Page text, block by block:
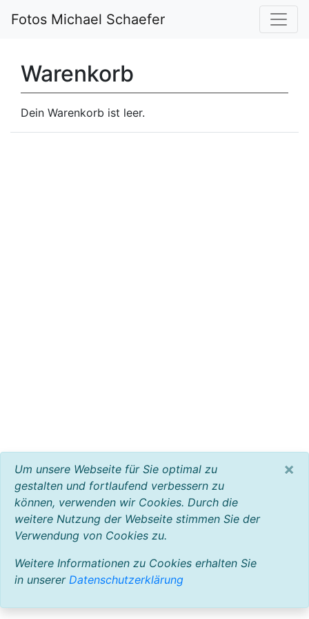
Fotos Michael Schaefer
Warenkorb
Dein Warenkorb ist leer.
Um unsere Webseite für Sie optimal zu
gestalten und fortlaufend verbessern zu
können, verwenden wir Cookies. Durch die
weitere Nutzung der Webseite stimmen Sie der
Verwendung von Cookies zu.
Weitere Informationen zu Cookies erhalten Sie
in unserer Datenschutzerklärung
×